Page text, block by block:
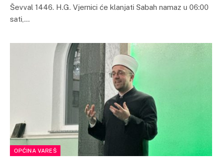
Ševval 1446. H.G. Vjernici će klanjati Sabah namaz u 06:00
sati,…
OPĆINA VAREŠ